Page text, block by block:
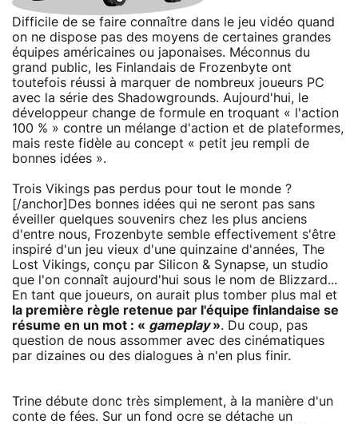
Difficile de se faire connaître dans le jeu vidéo quand
on ne dispose pas des moyens de certaines grandes
équipes américaines ou japonaises. Méconnus du
grand public, les Finlandais de Frozenbyte ont
toutefois réussi à marquer de nombreux joueurs PC
avec la série des Shadowgrounds. Aujourd'hui, le
développeur change de formule en troquant « l'action
100 % » contre un mélange d'action et de plateformes,
mais reste fidèle au concept « petit jeu rempli de
bonnes idées ».
Trois Vikings pas perdus pour tout le monde ?
[/anchor]Des bonnes idées qui ne seront pas sans
éveiller quelques souvenirs chez les plus anciens
d'entre nous, Frozenbyte semble effectivement s'être
inspiré d'un jeu vieux d'une quinzaine d'années, The
Lost Vikings, conçu par Silicon & Synapse, un studio
que l'on connaît aujourd'hui sous le nom de Blizzard...
En tant que joueurs, on aurait plus tomber plus mal et
la première règle retenue par l'équipe finlandaise se
résume en un mot : « gameplay». Du coup, pas
question de nous assommer avec des cinématiques
par dizaines ou des dialogues à n'en plus finir.
Trine débute donc très simplement, à la manière d'un
conte de fées. Sur un fond ocre se détache un